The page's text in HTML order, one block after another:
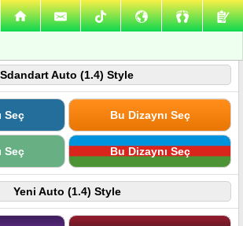
Sdandart Auto (1.4) Style
Seç Bu Dizaynı Seç
Seç Bu Dizaynı Seç
Yeni Auto (1.4) Style